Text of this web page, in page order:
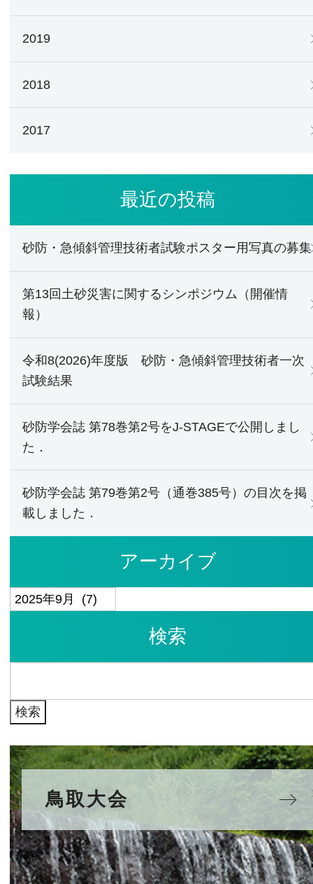
2019
2018
2017
最近の投稿
砂防・急傾斜管理技術者試験ポスター用写真の募集
第13回土砂災害に関するシンポジウム（開催情
報）
令和8(2026)年度版 砂防・急傾斜管理技術者一次
試験結果
砂防学会誌 第78巻第2号をJ-STAGEで公開しまし
た．
砂防学会誌 第79巻第2号（通巻385号）の目次を掲
載しました．
アーカイブ
ア
検索
鳥取大会